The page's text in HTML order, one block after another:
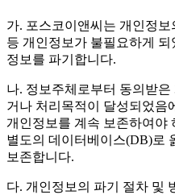
가. 포스코이앤씨는 개인정
등 개인정보가 불필요하게
정보를 파기합니다.
나. 정보주체로부터 동의받
거나 처리목적이 달성되었음
개인정보를 계속 보존하여야
별도의 데이터베이스(DB)로
보존합니다.
다. 개인정보의 파기 절차 및